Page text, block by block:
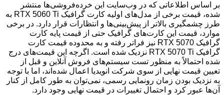
بر اساس اطلاعاتی که در وب‌سایت این خرده‌فروشی‌ها منتشر
شده، قیمت برخی از مدل‌های اولیه کارت گرافیک RTX 5060 Ti به
طرز چشمگیری بالاتر از پیش‌بینی‌ها و انتظارات قرار دارد. در برخی
موارد، قیمت این کارت‌های گرافیک حتی از قیمت پایه کارت
گرافیک RTX 5070 نیز فراتر رفته و به محدوده قیمت کارت
گرافیک RTX 5070 Ti نزدیک شده است. اگرچه این قیمت‌های درج
شده احتمالاً به منظور تست سیستم‌های فروش آنلاین و قبل از
تعیین قیمت نهایی از سوی شرکت انویدیا اعمال شده‌اند، اما با توجه
به نزدیک بودن زمان رونمایی رسمی، نمی‌توان به طور کامل از کنار
آن‌ها عبور کرد و احتمال تغییرات در قیمت نهایی وجود دارد.